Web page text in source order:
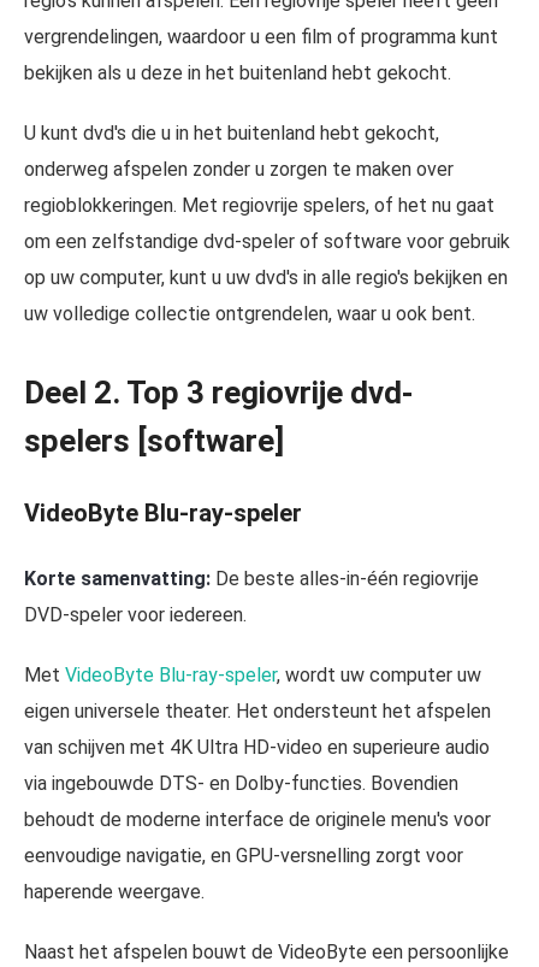
vergrendelingen, waardoor u een film of programma kunt
bekijken als u deze in het buitenland hebt gekocht.
U kunt dvd's die u in het buitenland hebt gekocht,
onderweg afspelen zonder u zorgen te maken over
regioblokkeringen. Met regiovrije spelers, of het nu gaat
om een zelfstandige dvd-speler of software voor gebruik
op uw computer, kunt u uw dvd's in alle regio's bekijken en
uw volledige collectie ontgrendelen, waar u ook bent.
Deel 2. Top 3 regiovrije dvd-
spelers [software]
VideoByte Blu-ray-speler
Korte samenvatting: De beste alles-in-één regiovrije
DVD-speler voor iedereen.
Met VideoByte Blu-ray-speler, wordt uw computer uw
eigen universele theater. Het ondersteunt het afspelen
van schijven met 4K Ultra HD-video en superieure audio
via ingebouwde DTS- en Dolby-functies. Bovendien
behoudt de moderne interface de originele menu's voor
eenvoudige navigatie, en GPU-versnelling zorgt voor
haperende weergave.
Naast het afspelen bouwt de VideoByte een persoonlijke